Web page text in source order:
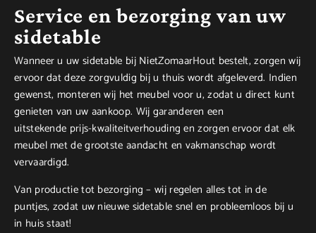
Service en bezorging van uw
sidetable
Wanneer u uw sidetable bij NietZomaarHout bestelt, zorgen wij
ervoor dat deze zorgvuldig bij u thuis wordt afgeleverd. Indien
gewenst, monteren wij het meubel voor u, zodat u direct kunt
genieten van uw aankoop. Wij garanderen een
uitstekende prijs-kwaliteitverhouding en zorgen ervoor dat elk
meubel met de grootste aandacht en vakmanschap wordt
vervaardigd.
Van productie tot bezorging – wij regelen alles tot in de
puntjes, zodat uw nieuwe sidetable snel en probleemloos bij u
in huis staat!